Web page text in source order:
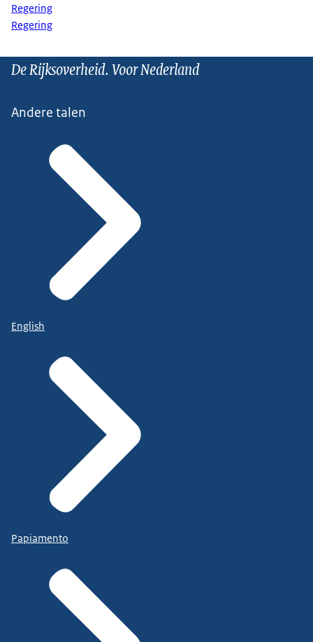
Regering
Regering
De Rijksoverheid. Voor Nederland
Andere talen
English
Papiamento